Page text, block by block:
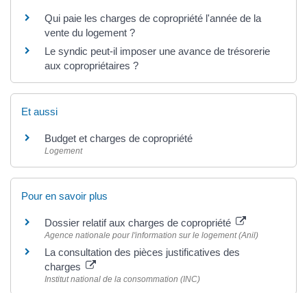
Qui paie les charges de copropriété l'année de la
vente du logement ?
Le syndic peut-il imposer une avance de trésorerie
aux copropriétaires ?
Et aussi
Budget et charges de copropriété
Logement
Pour en savoir plus
Dossier relatif aux charges de copropriété
Agence nationale pour l'information sur le logement (Anil)
La consultation des pièces justificatives des
charges
Institut national de la consommation (INC)